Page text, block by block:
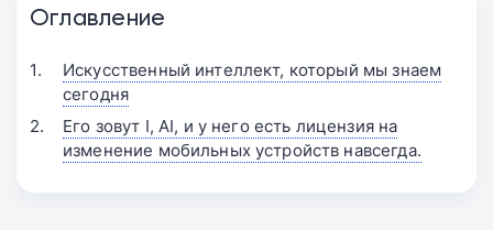
Оглавление
Искусственный интеллект, который мы знаем
сегодня
Его зовут I, AI, и у него есть лицензия на
изменение мобильных устройств навсегда.